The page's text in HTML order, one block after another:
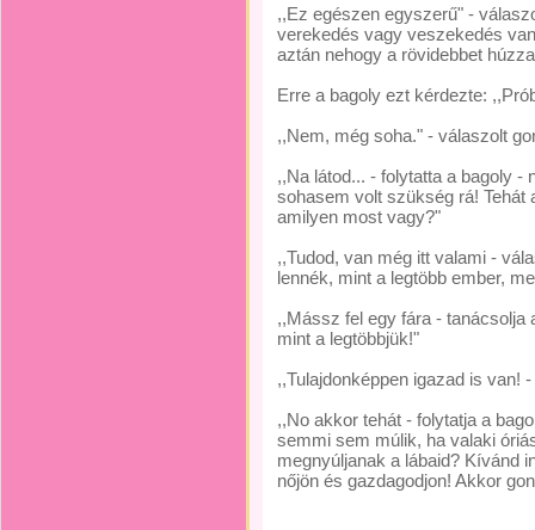
,,Ez egészen egyszerű" -
verekedés vagy veszekedés
aztán nehogy a rövidebbet
Erre a bagoly ezt kérdezte:
,,Nem, még soha." - válaszolt
,,Na látod... - folytatta a bagoly -
sohasem volt szükség rá! Tehát
amilyen most vagy?"
,,Tudod, van még itt valami -
lennék, mint a legtöbb ember,
,,Mássz fel egy fára -
mint a legtöbbjük!"
,,Tulajdonképpen igazad is van!
,,No akkor tehát - folytatja a
semmi sem múlik, ha valaki
megnyúljanak a lábaid? Kívánd
nőjön és gazdagodjon! Akkor